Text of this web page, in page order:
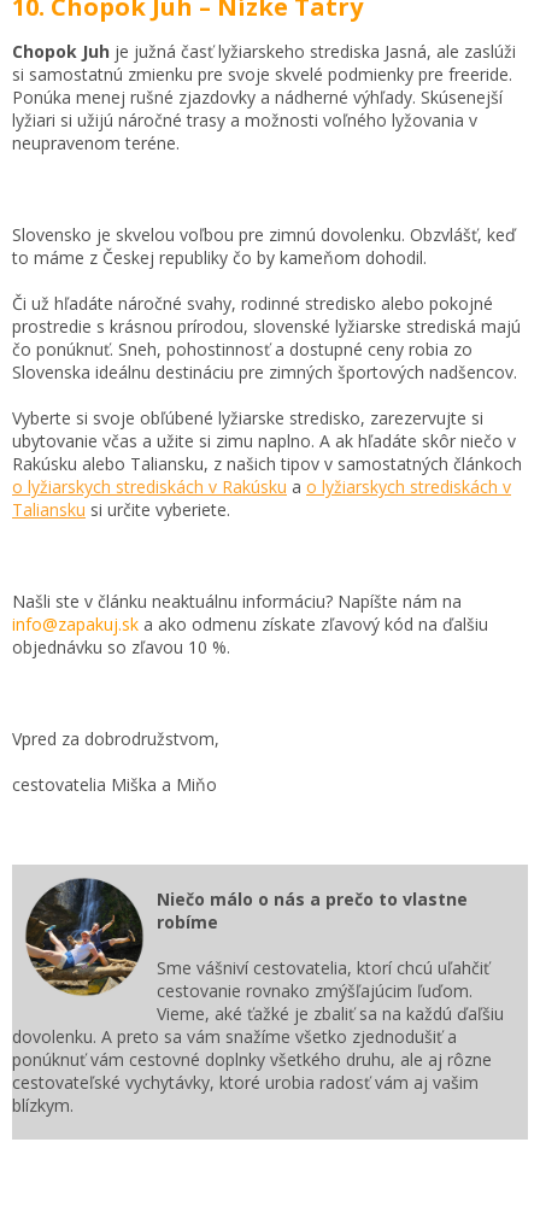
Chopok Juh je južná časť lyžiarskeho strediska Jasná, ale zaslúži
si samostatnú zmienku pre svoje skvelé podmienky pre freeride.
Ponúka menej rušné zjazdovky a nádherné výhľady. Skúsenejší
lyžiari si užijú náročné trasy a možnosti voľného lyžovania v
neupravenom teréne.
Slovensko je skvelou voľbou pre zimnú dovolenku. Obzvlášť, keď
to máme z Českej republiky čo by kameňom dohodil.
Či už hľadáte náročné svahy, rodinné stredisko alebo pokojné
prostredie s krásnou prírodou, slovenské lyžiarske strediská majú
čo ponúknuť. Sneh, pohostinnosť a dostupné ceny robia zo
Slovenska ideálnu destináciu pre zimných športových nadšencov.
Vyberte si svoje obľúbené lyžiarske stredisko, zarezervujte si
ubytovanie včas a užite si zimu naplno. A ak hľadáte skôr niečo v
Rakúsku alebo Taliansku, z našich tipov v samostatných článkoch
o lyžiarskych strediskách v Rakúsku a o lyžiarskych strediskách v
Taliansku si určite vyberiete.
Našli ste v článku neaktuálnu informáciu? Napíšte nám na
info@zapakuj.sk a ako odmenu získate zľavový kód na ďalšiu
objednávku so zľavou 10 %.
Vpred za dobrodružstvom,
cestovatelia Miška a Miňo
Niečo málo o nás a prečo to vlastne
robíme
Sme vášniví cestovatelia, ktorí chcú uľahčiť
cestovanie rovnako zmýšľajúcim ľuďom.
Vieme, aké ťažké je zbaliť sa na každú ďaľšiu
dovolenku. A preto sa vám snažíme všetko zjednodušiť a
ponúknuť vám cestovné doplnky všetkého druhu, ale aj rôzne
cestovateľské vychytávky, ktoré urobia radosť vám aj vašim
blízkym.